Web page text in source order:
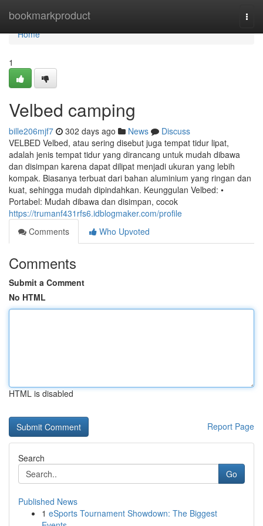
bookmarkproduct
Home
Home
1
Velbed camping
bille206mjf7 302 days ago News
Discuss
VELBED Velbed, atau sering disebut juga tempat tidur lipat,
adalah jenis tempat tidur yang dirancang untuk mudah dibawa
dan disimpan karena dapat dilipat menjadi ukuran yang lebih
kompak. Biasanya terbuat dari bahan aluminium yang ringan dan
kuat, sehingga mudah dipindahkan. Keunggulan Velbed: •
Portabel: Mudah dibawa dan disimpan, cocok
https://trumanf431rfs6.idblogmaker.com/profile
Comments
Who Upvoted
Comments
Submit a Comment
No HTML
HTML is disabled
Report Page
Search
Go
Published News
1 eSports Tournament Showdown: The Biggest